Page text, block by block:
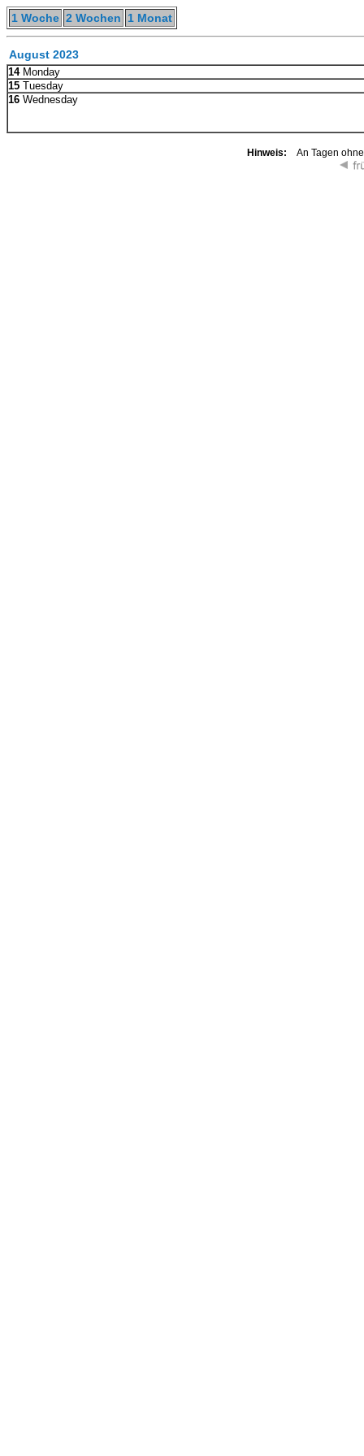
1 Woche 2 Wochen 1 Monat
August 2023
14Monday
15 Tuesday
16 Wednesday
Hinweis: An Tagen